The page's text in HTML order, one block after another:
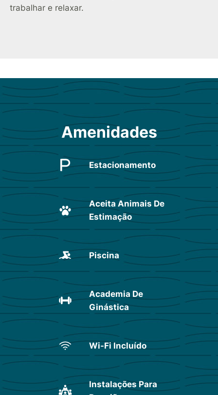
trabalhar e relaxar.
Amenidades
Estacionamento
Aceita Animais De
Estimação
Piscina
Academia De
Ginástica
Wi-Fi Incluído
Instalações Para